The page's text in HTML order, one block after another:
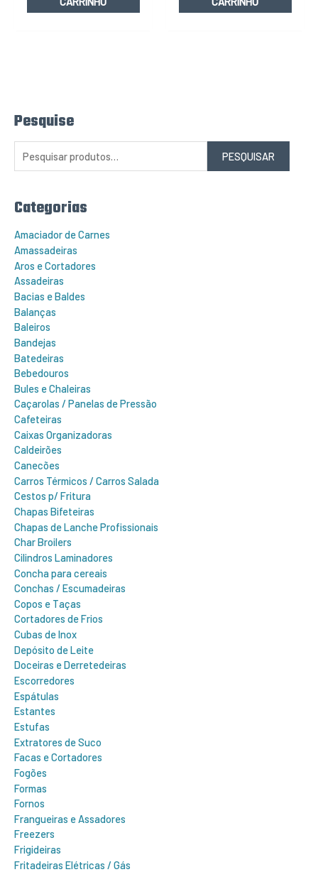
Pesquise
P
e
p
:
PESQUISAR
Categorias
Amaciador de Carnes
Amassadeiras
Aros e Cortadores
Assadeiras
Bacias e Baldes
Balanças
Baleiros
Bandejas
Batedeiras
Bebedouros
Bules e Chaleiras
Caçarolas / Panelas de Pressão
Cafeteiras
Caixas Organizadoras
Caldeirões
Canecões
Carros Térmicos / Carros Salada
Cestos p/ Fritura
Chapas Bifeteiras
Chapas de Lanche Profissionais
Char Broilers
Cilindros Laminadores
Concha para cereais
Conchas / Escumadeiras
Copos e Taças
Cortadores de Frios
Cubas de Inox
Depósito de Leite
Doceiras e Derretedeiras
Escorredores
Espátulas
Estantes
Estufas
Extratores de Suco
Facas e Cortadores
Fogões
Formas
Fornos
Frangueiras e Assadores
Freezers
Frigideiras
Fritadeiras Elétricas / Gás